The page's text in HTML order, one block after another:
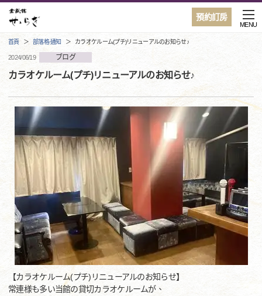
預約訂房
MENU
首頁 部落格·通知 カラオケルーム(プチ)リニューアルのお知らせ♪
2024/06/19 ブログ
カラオケルーム(プチ)リニューアルのお知らせ♪
【カラオケルーム(プチ)リニューアルのお知らせ】
常連様も多い当館の貸切カラオケルームが、